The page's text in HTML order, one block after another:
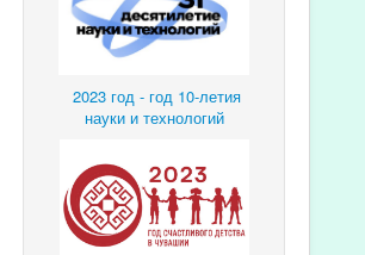
2023 год - год 10-летия
науки и технологий